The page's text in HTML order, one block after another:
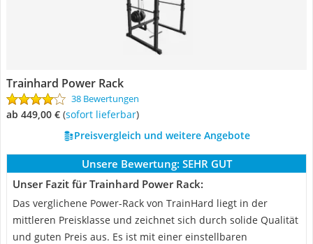
Trainhard Power Rack
38 Bewertungen
ab 449,00 € ( Sofort lieferbar)
Preisvergleich und weitere Angebote
Unsere Bewertung: SEHR GUT
Unser Fazit für Trainhard Power Rack:
Das verglichene Power-Rack von TrainHard liegt in der
mittleren Preisklasse und zeichnet sich durch solide Qualität
und guten Preis aus. Es ist mit einer einstellbaren